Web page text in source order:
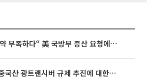
[특징주] “탄약 부족하다“ 美 국방부 증산 요청에⋯국내 방산주 급등세
[특징주] 美 중국산 광트랜시버 규제 추진에 대한광통신 등 광통신株 강세